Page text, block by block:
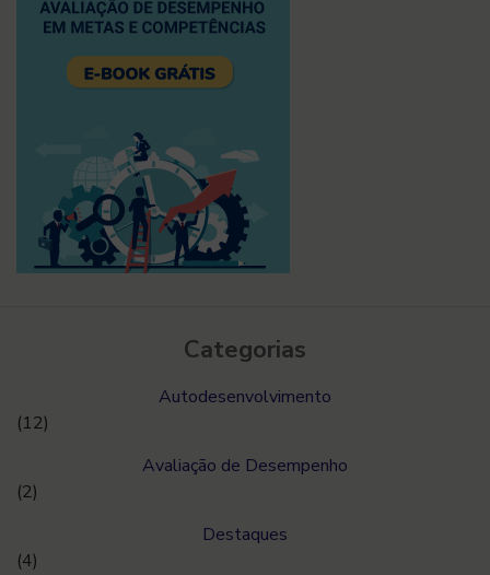
Categorias
Autodesenvolvimento
(12)
Avaliação de Desempenho
(2)
Destaques
(4)